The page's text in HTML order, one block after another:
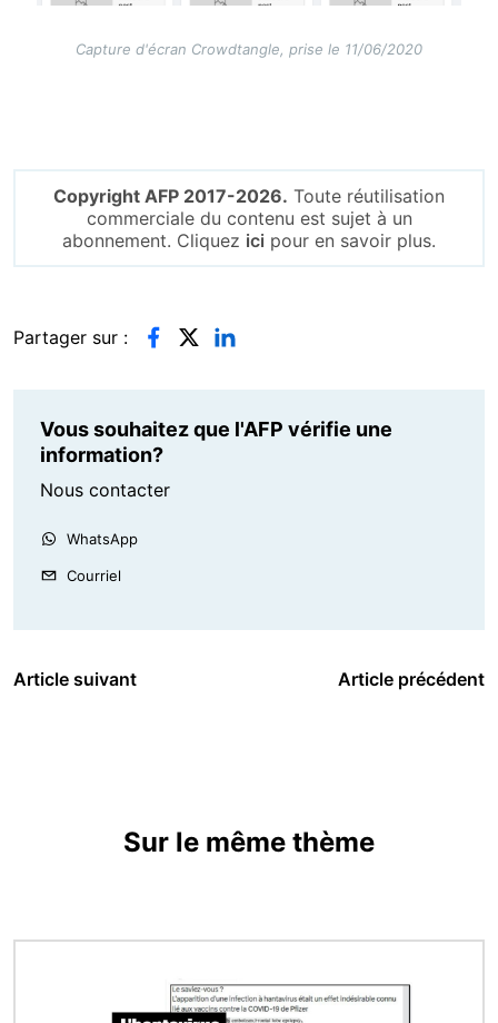
Capture d'écran Crowdtangle, prise le 11/06/2020
Copyright AFP 2017-2026. Toute réutilisation
commerciale du contenu est sujet à un
abonnement. Cliquez ici pour en savoir plus.
Partager sur :
Vous souhaitez que l'AFP vérifie une
information?
Nous contacter
WhatsApp
Courriel
Article suivant Article précédent
Sur le même thème